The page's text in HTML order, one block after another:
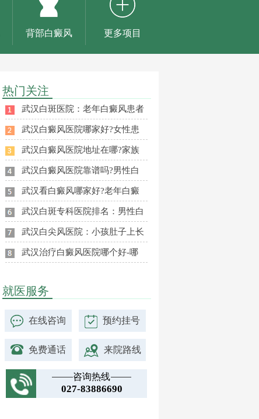
背部白癜风 更多项目
热门关注
武汉白斑医院：老年白癜风患者
武汉白癜风医院哪家好?女性患
武汉白癜风医院地址在哪?家族
武汉白癜风医院靠谱吗?男性白
武汉看白癜风哪家好?老年白癜
武汉白斑专科医院排名：男性白
武汉白尖风医院：小孩肚子上长
武汉治疗白癜风医院哪个好-哪
就医服务
在线咨询 预约挂号
免费通话 来院路线
咨询热线
027-83886690